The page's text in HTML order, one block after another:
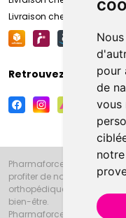
pour
de
vous
Livraison chez votre
Retrouvez-nous sur
Pharmaforce.fr et la
profiter de notre accueil,
orthopédiques,
bien-être.
Pharmaforce.fr est le site